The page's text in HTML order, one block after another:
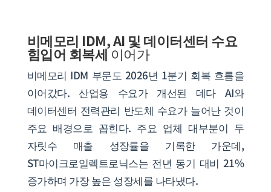
비메모리 IDM, AI 및 데이터센터 수요
힘입어 회복세이어가
비메모리 IDM 부문도 2026년 1분기 회복 흐름을
이어갔다. 산업용 수요가 개선된 데다 AI와
데이터센터 전력관리 반도체 수요가 늘어난 것이
주요 배경으로 꼽힌다. 주요 업체 대부분이 두
자릿수 매출 성장률을 기록한 가운데,
ST마이크로일렉트로닉스는 전년 동기 대비 21%
증가하며 가장 높은 성장세를 나타냈다.